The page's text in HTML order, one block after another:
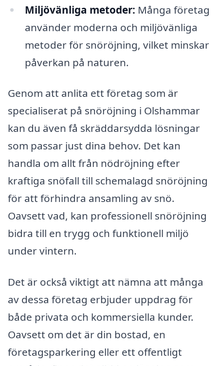
Miljövänliga metoder: Många företag
använder moderna och miljövänliga
metoder för snöröjning, vilket minskar
påverkan på naturen.
Genom att anlita ett företag som är
specialiserat på snöröjning i Olshammar
kan du även få skräddarsydda lösningar
som passar just dina behov. Det kan
handla om allt från nödröjning efter
kraftiga snöfall till schemalagd snöröjning
för att förhindra ansamling av snö.
Oavsett vad, kan professionell snöröjning
bidra till en trygg och funktionell miljö
under vintern.
Det är också viktigt att nämna att många
av dessa företag erbjuder uppdrag för
både privata och kommersiella kunder.
Oavsett om det är din bostad, en
företagsparkering eller ett offentligt